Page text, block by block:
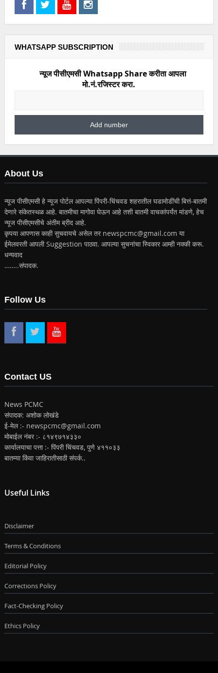
WHATSAPP SUBSCRIPTION
न्यूज पीसीएमसी Whatsapp Share करीता आपला
मो.नं.रजिस्टर करा.
About Us
न्यूज पीसीएमसी हे न्यूज पोर्टल आपल्या पिंपरी-चिंचवड शहरातील घडामोडींची बित्तं-बातमी
देणारे संकेतस्थळ आहे. बातमीचा मागोवा घेऊन आहे तशी बातमी वाचकांपर्यंत मांडणे, हेच
न्यूज पीसीएमसीचे अंतीम ब्रीद आहे.
कृपया आपणास काही सुचवायचे असेल तर newspcmc@gmail.com या
ईमेलवरती आपली Suggestion पाठवा. आपल्या सुचनांचा स्विकार आम्ही नक्की करू.
धन्यवाद
……..संपादक.
Follow Us
Contact US
News PCMC
संपादक: अशोक लोखंडे
ई-मेल :- newspcmc@gmail.com
मोबाईल नंबर :- ८१४९७१४३३०
कार्यालयाचा पत्ता :- पिंपरी चिंचवड, पुणे ४११०३३
बातम्या किंवा जाहिरातीसाठी संपर्क..
Useful Links
Disclaimer
Terms & Conditions
Editorial Policy
Corrections Policy
Fact-Checking Policy
Ethics Policy